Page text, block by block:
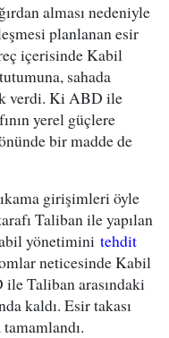
alması nedeniyle
planlanan esir
içerisinde Kabil
sahada
verdi. Ki ABD ile
yerel güçlere
bir madde de
girişimleri öyle
Taliban ile yapılan
yönetimini tehdit
neticesinde Kabil
Taliban arasındaki
kaldı. Esir takası